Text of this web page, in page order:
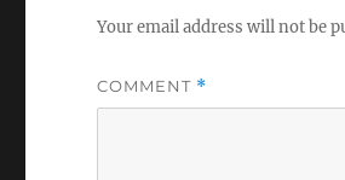
Your email address will not be
COMMENT *